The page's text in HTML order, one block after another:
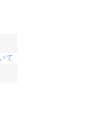
て